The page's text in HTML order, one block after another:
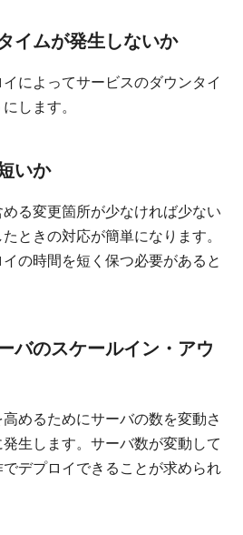
イムが発生しないか
によってサービスのダウンタイ
します。
いか
る変更箇所が少なければ少ない
ときの対応が簡単になります。
の時間を短く保つ必要があると
バのスケールイン・アウ
めるためにサーバの数を変動さ
生します。サーバ数が変動して
デプロイできることが求められ